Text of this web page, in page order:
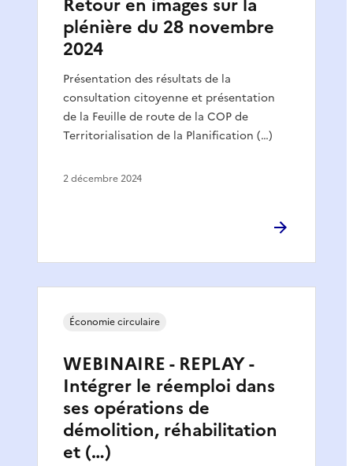
plénière du 28 novembre
2024
Présentation des résultats de la
consultation citoyenne et présentation
de la Feuille de route de la COP de
Territorialisation de la Planification (…)
2 décembre 2024
WEBINAIRE - REPLAY -
Intégrer le réemploi dans
ses opérations de
démolition, réhabilitation
et (…)
Économie circulaire